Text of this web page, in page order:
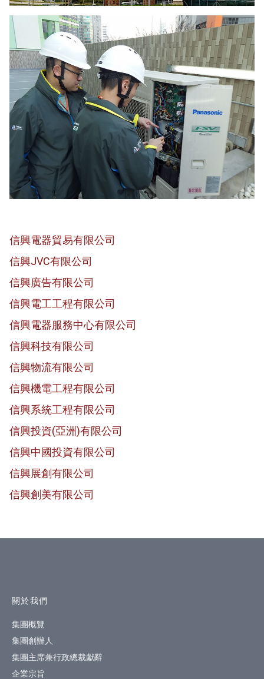
信興電器貿易有限公司
信興JVC有限公司
信興廣告有限公司
信興電工工程有限公司
信興電器服務中心有限公司
信興科技有限公司
信興物流有限公司
信興機電工程有限公司
信興系統工程有限公司
信興投資(亞洲)有限公司
信興中國投資有限公司
信興展創有限公司
信興創美有限公司
網站指南
關於我們
集團概覽
集團創辦人
集團主席兼行政總裁獻辭
企業宗旨